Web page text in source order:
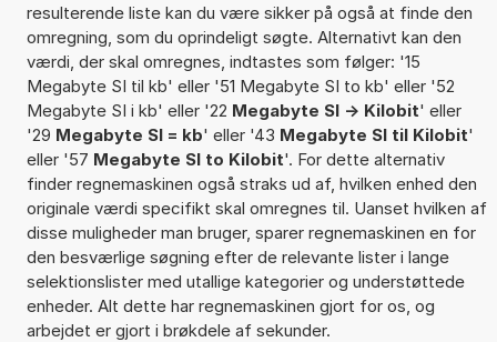
resulterende liste kan du være sikker på også at finde den
omregning, som du oprindeligt søgte. Alternativt kan den
værdi, der skal omregnes, indtastes som følger: '15
Megabyte SI til kb' eller '51 Megabyte SI to kb' eller '52
Megabyte SI i kb' eller '22 Megabyte SI -> Kilobit' eller
'29 Megabyte SI = kb' eller '43 Megabyte SI til Kilobit'
eller '57 Megabyte SI to Kilobit'. For dette alternativ
finder regnemaskinen også straks ud af, hvilken enhed den
originale værdi specifikt skal omregnes til. Uanset hvilken af
disse muligheder man bruger, sparer regnemaskinen en for
den besværlige søgning efter de relevante lister i lange
selektionslister med utallige kategorier og understøttede
enheder. Alt dette har regnemaskinen gjort for os, og
arbejdet er gjort i brøkdele af sekunder.